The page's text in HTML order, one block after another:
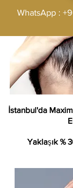
WhatsApp :
İstanbul'da
Yaklaşık %